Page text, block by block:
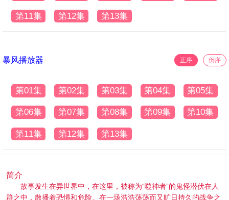
第11集 第12集 第13集
暴风播放器 正序 倒序
第01集 第02集 第03集 第04集 第05集
第06集 第07集 第08集 第09集 第10集
第11集 第12集 第13集
简介
故事发生在异世界中，在这里，被称为“噬神者”的鬼怪潜伏在人
群之中，散播着恐惧和危险。在一场浩浩荡荡而又旷日持久的战争之